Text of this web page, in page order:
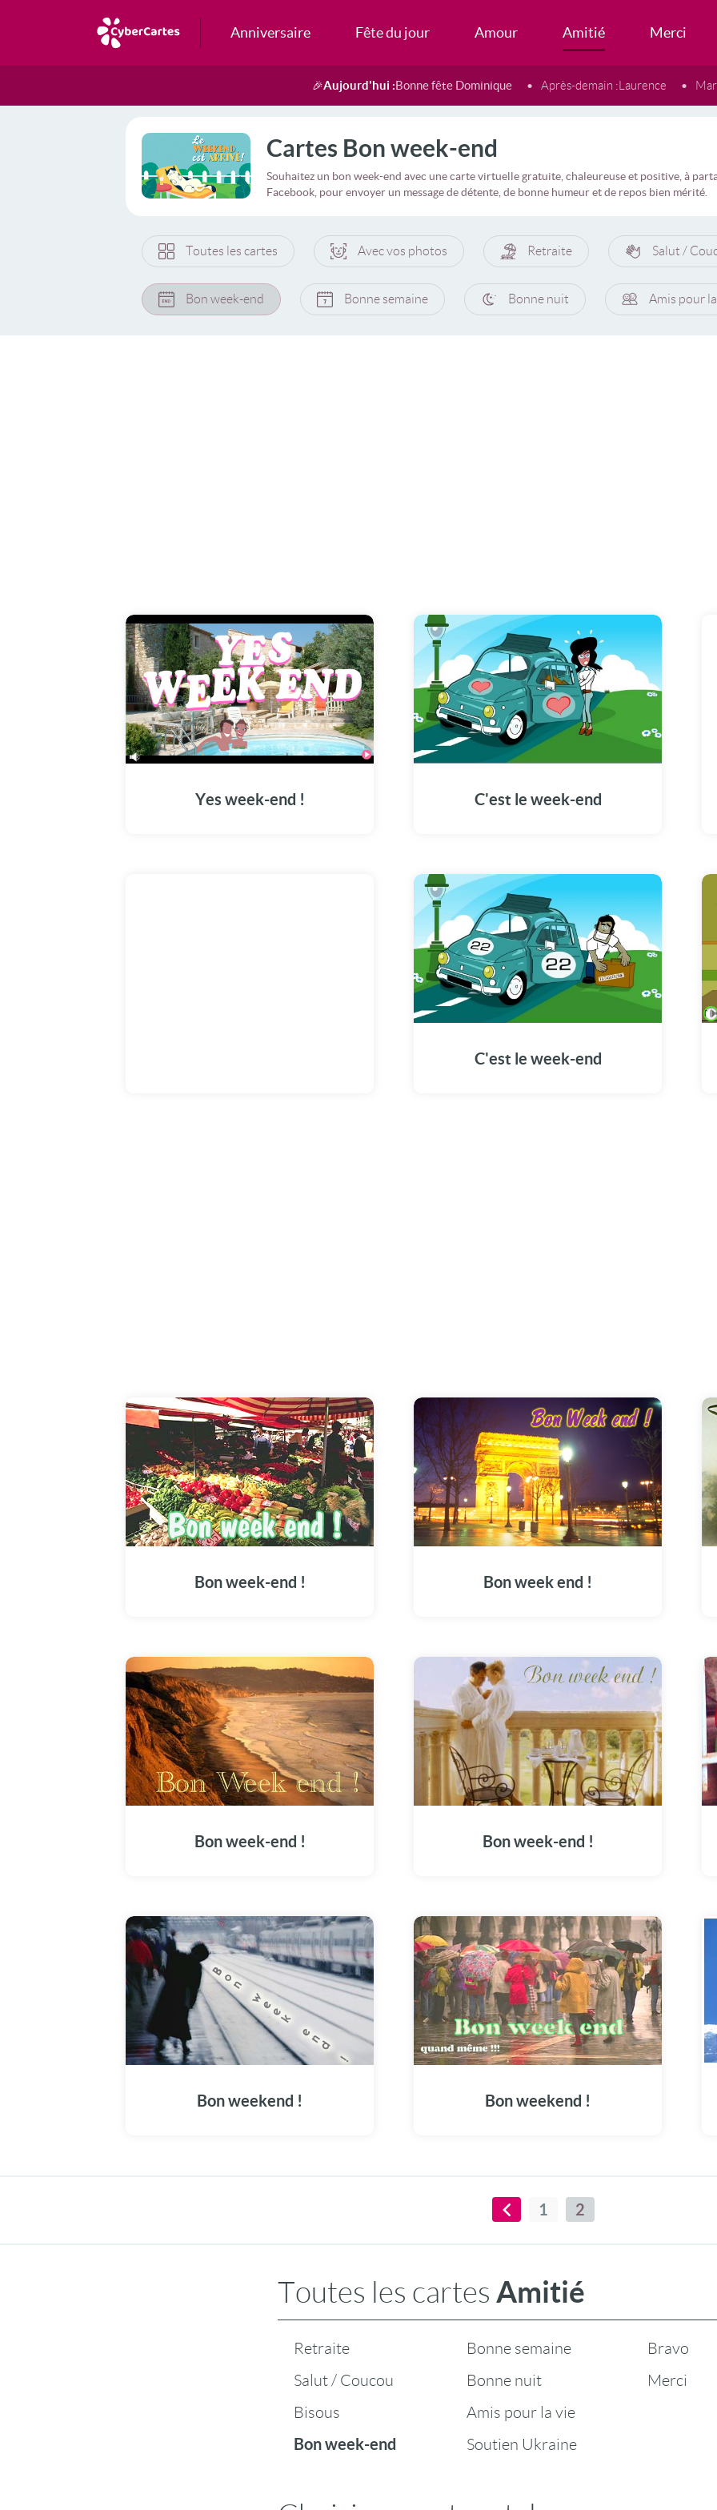
Anniversaire Fête du jour Amour Amitié Merci
🎉Aujourd'hui :Bonne fête Dominique Après-demain :Laurence
Cartes Bon week-end
Souhaitez un bon week-end avec une carte virtuelle gratuite, chaleureuse et positive, à
Facebook, pour envoyer un message de détente, de bonne humeur et de repos bien mérité.
Toutes les cartes Avec vos photos Retraite Salut /
Bon week-end Bonne semaine Bonne nuit Amis pour
Yes week-end ! C'est le week-end
C'est le week-end
Bon week-end ! Bon week end !
Bon week-end ! Bon week-end !
Bon weekend ! Bon weekend !
1 2
Toutes les cartes Amitié
Retraite
Salut / Coucou
Bisous
Bon week-end
Bonne semaine
Bonne nuit
Amis pour la vie
Soutien Ukraine
Bravo
Merci